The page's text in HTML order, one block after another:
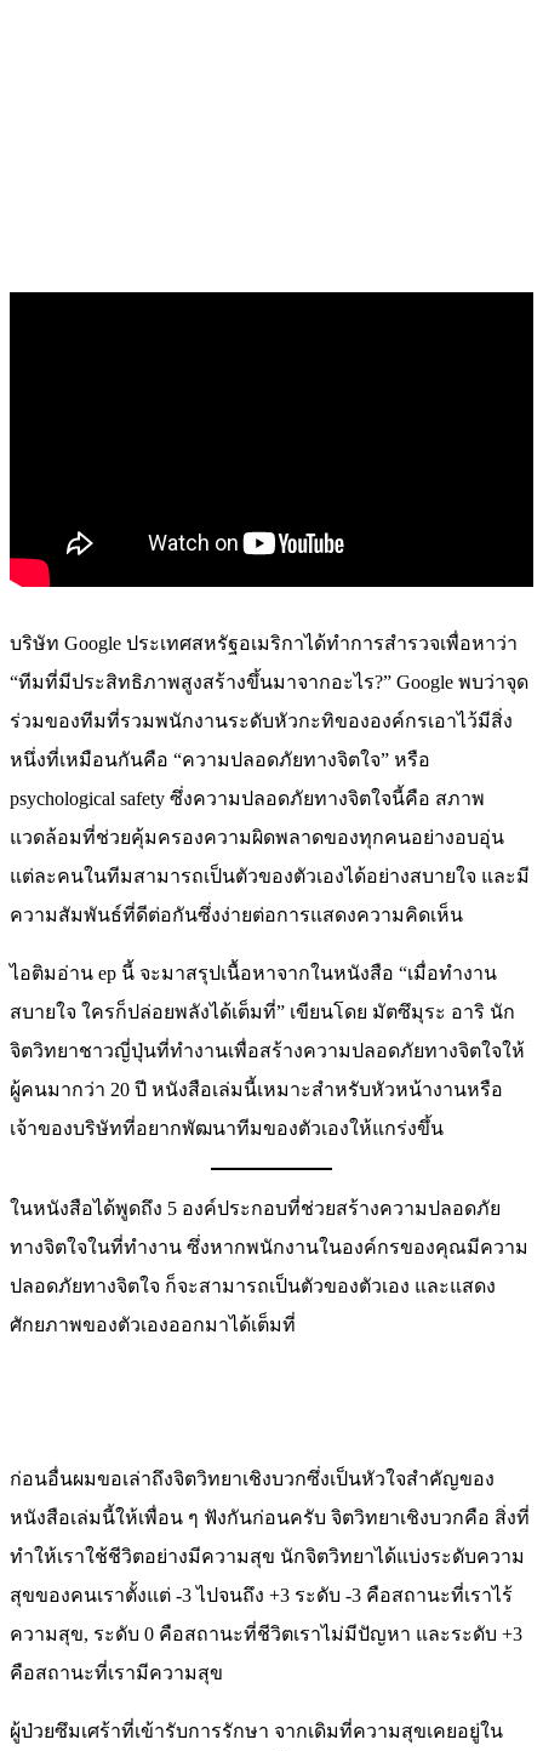
บริษัท Google ประเทศสหรัฐอเมริกาได้ทำการสำรวจเพื่อหาว่า
“ทีมที่มีประสิทธิภาพสูงสร้างขึ้นมาจากอะไร?” Google พบว่าจุด
ร่วมของทีมที่รวมพนักงานระดับหัวกะทิขององค์กรเอาไว้มีสิ่ง
หนึ่งที่เหมือนกันคือ “ความปลอดภัยทางจิตใจ” หรือ
psychological safety ซึ่งความปลอดภัยทางจิตใจนี้คือ สภาพ
แวดล้อมที่ช่วยคุ้มครองความผิดพลาดของทุกคนอย่างอบอุ่น
แต่ละคนในทีมสามารถเป็นตัวของตัวเองได้อย่างสบายใจ และมี
ความสัมพันธ์ที่ดีต่อกันซึ่งง่ายต่อการแสดงความคิดเห็น
ไอติมอ่าน ep นี้ จะมาสรุปเนื้อหาจากในหนังสือ “เมื่อทำงาน
สบายใจ ใครก็ปล่อยพลังได้เต็มที่” เขียนโดย มัตซึมุระ อาริ นัก
จิตวิทยาชาวญี่ปุ่นที่ทำงานเพื่อสร้างความปลอดภัยทางจิตใจให้
ผู้คนมากว่า 20 ปี หนังสือเล่มนี้เหมาะสำหรับหัวหน้างานหรือ
เจ้าของบริษัทที่อยากพัฒนาทีมของตัวเองให้แกร่งขึ้น
ในหนังสือได้พูดถึง 5 องค์ประกอบที่ช่วยสร้างความปลอดภัย
ทางจิตใจในที่ทำงาน ซึ่งหากพนักงานในองค์กรของคุณมีความ
ปลอดภัยทางจิตใจ ก็จะสามารถเป็นตัวของตัวเอง และแสดง
ศักยภาพของตัวเองออกมาได้เต็มที่
ก่อนอื่นผมขอเล่าถึงจิตวิทยาเชิงบวกซึ่งเป็นหัวใจสำคัญของ
หนังสือเล่มนี้ให้เพื่อน ๆ ฟังกันก่อนครับ จิตวิทยาเชิงบวกคือ สิ่งที่
ทำให้เราใช้ชีวิตอย่างมีความสุข นักจิตวิทยาได้แบ่งระดับความ
สุขของคนเราตั้งแต่ -3 ไปจนถึง +3 ระดับ -3 คือสถานะที่เราไร้
ความสุข, ระดับ 0 คือสถานะที่ชีวิตเราไม่มีปัญหา และระดับ +3
คือสถานะที่เรามีความสุข
ผู้ป่วยซึมเศร้าที่เข้ารับการรักษา จากเดิมที่ความสุขเคยอยู่ใน